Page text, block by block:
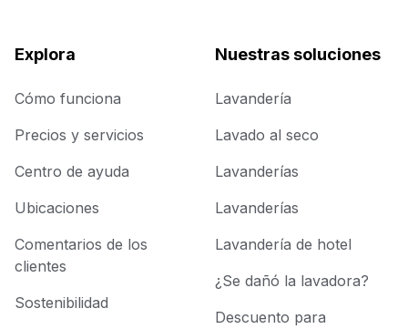
Explora
Cómo funciona
Precios y servicios
Centro de ayuda
Ubicaciones
Comentarios de los
clientes
Sostenibilidad
Nuestras soluciones
Lavandería
Lavado al seco
Lavanderías
Lavanderías
Lavandería de hotel
¿Se dañó la lavadora?
Descuento para